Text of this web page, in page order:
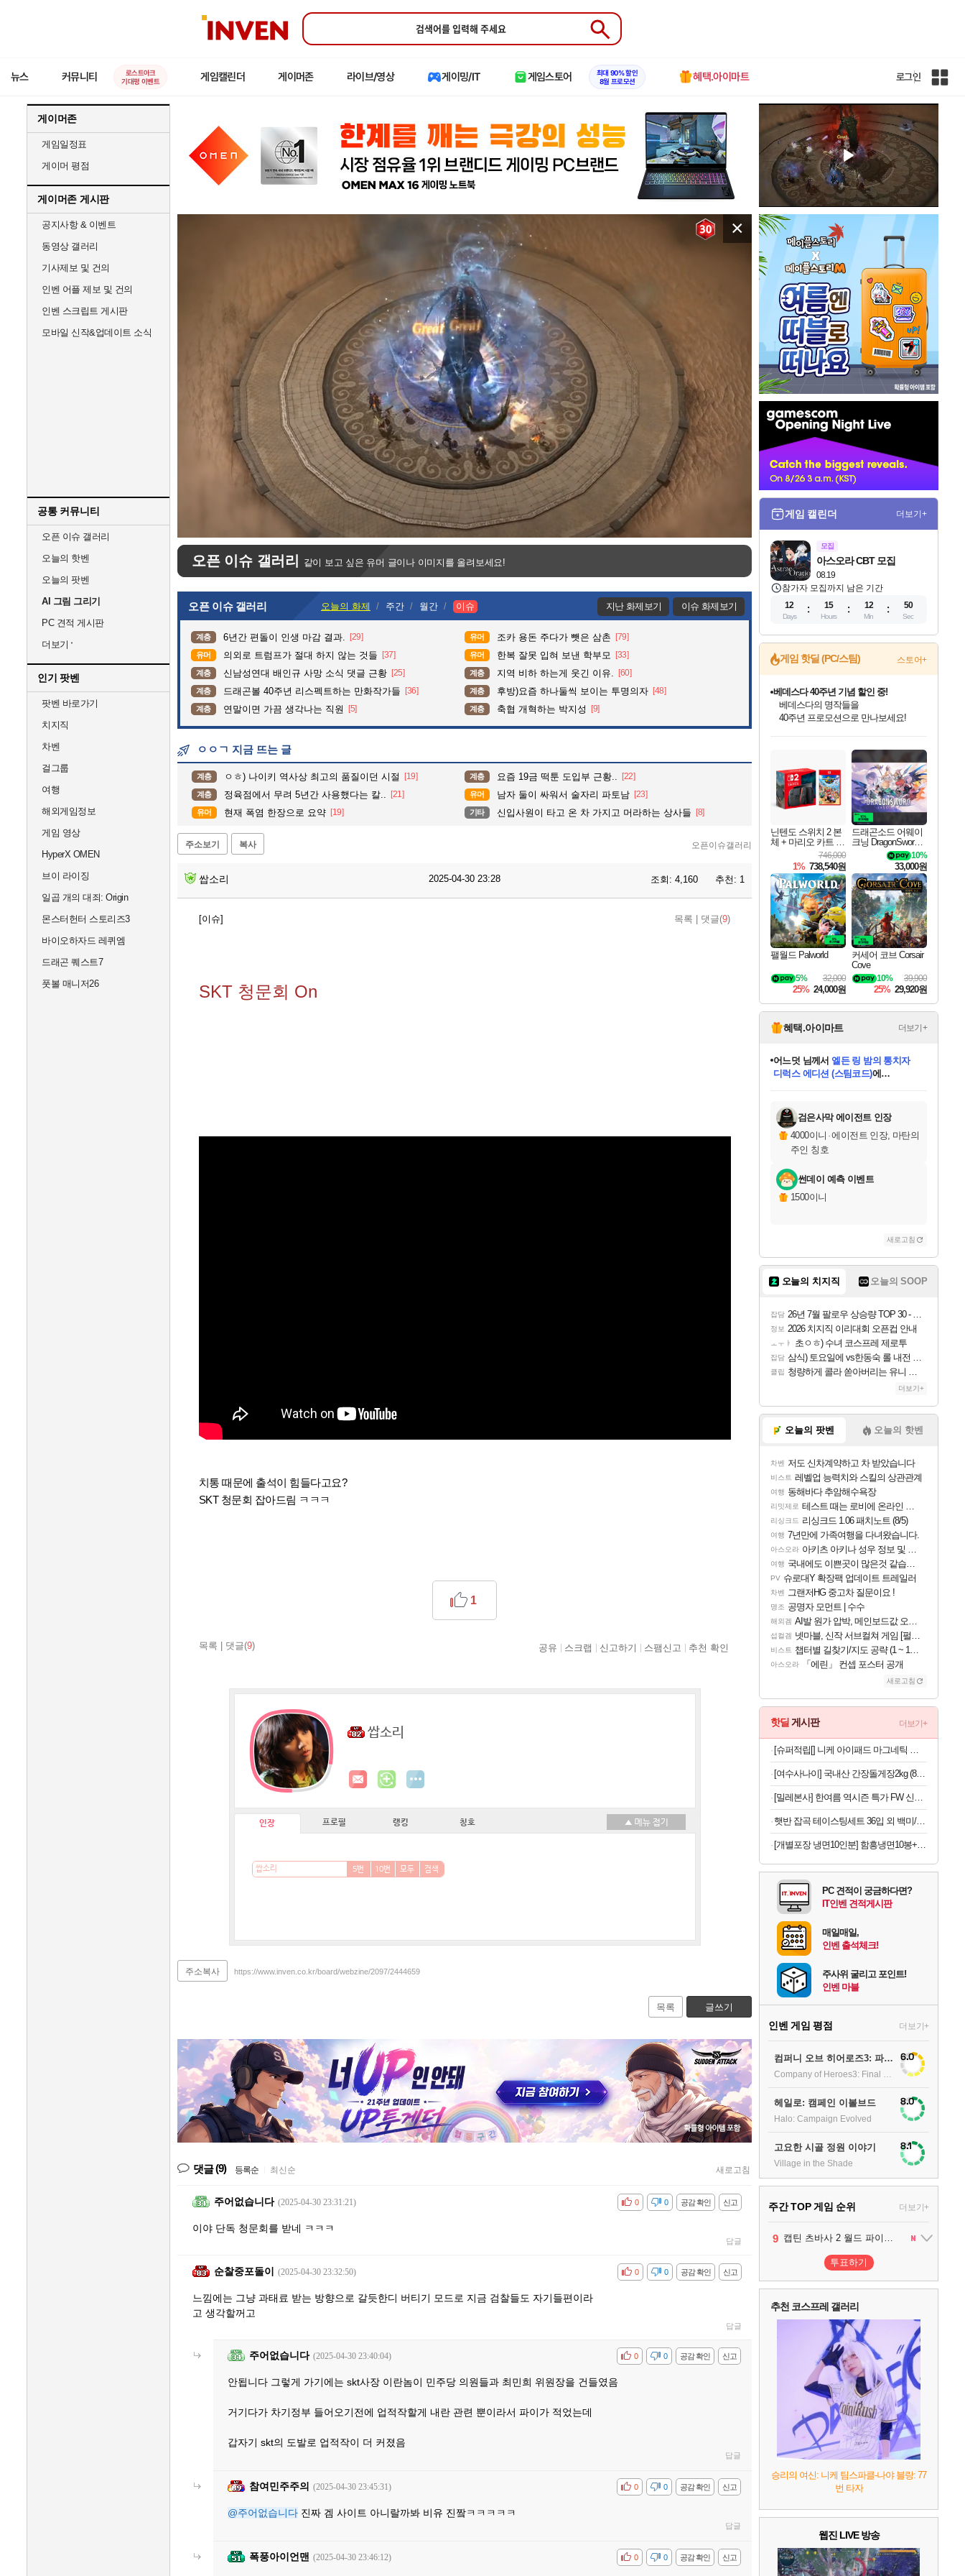
인
Submit
뉴스 커뮤니티
로스트아크
기대평 이벤트
게임캘린더 게이머존 라이브/영상 게이밍/IT 게임스토어
최대 90% 할인
8월 프로모션
혜택.아이마트 로그인
인
게이머존
게임일정표
게이머 평점
게이머존 게시판
공지사항 & 이벤트
동영상 갤러리
기사제보 및 건의
인벤 어플 제보 및 건의
인벤 스크립트 게시판
모바일 신작&업데이트 소식
공통 커뮤니티
오픈 이슈 갤러리
오늘의 핫벤
오늘의 팟벤
AI 그림 그리기
PC 견적 게시판
더보기
인기 팟벤
팟벤 바로가기
치지직
차벤
걸그룹
여행
해외게임정보
게임 영상
HyperX OMEN
브이 라이징
일곱 개의 대죄: Origin
몬스터헌터 스토리즈3
바이오하자드 레퀴엠
드래곤 퀘스트7
풋볼 매니저26
Loaded:
0%
0%
×
오픈 이슈 갤러리 같이 보고 싶은 유머 글이나 이미지를 올려보세요!
오픈 이슈 갤러리 오늘의 화제 주간 월간 이슈 지난 화제보기 이슈 화제보기
계층 6년간 편돌이 인생 마감 결과. [29] 유머 조카 용돈 주다가 뺏은 삼촌 [79]
유머 의외로 트럼프가 절대 하지 않는 것들 [37] 유머 한복 잘못 입혀 보낸 학부모 [33]
계층 신남성연대 배인규 사망 소식 댓글 근황 [25] 계층 지역 비하 하는게 웃긴 이유. [60]
계층 드래곤볼 40주년 리스펙트하는 만화작가들 [36] 계층 후방)요즘 하나둘씩 보이는 투명의자 [48]
계층 연말이면 가끔 생각나는 직원 [5] 계층 축협 개혁하는 박지성 [9]
ㅇㅇㄱ 지금 뜨는 글
계층 ㅇㅎ) 나이키 역사상 최고의 품질이던 시절 [19] 계층 요즘 19금 떡툰 도입부 근황.. [22]
계층 정육점에서 무려 5년간 사용했다는 칼.. [21] 유머 남자 둘이 싸워서 술자리 파토남 [23]
유머 현재 폭염 한장으로 요약 [19] 기타 신입사원이 타고 온 차 가지고 머라하는 상사들 [8]
주소보기 복사 오픈이슈갤러리
쌉소리 2025-04-30 23:28 조회: 4,160 추천: 1
[이슈] 목록 댓글(9)
SKT 청문회 On
치통 때문에 출석이 힘들다고요?
SKT 청문회 잡아드림 ㅋㅋㅋ
목록 | 댓글(9)
1
공유 스크랩 신고하기 스팸신고 추천 확인
쌉소리
인장 프로필 랭킹 칭호
5번 10번 모두 검색
주소복사 https://www.inven.co.kr/board/webzine/2097/2444659
목록 글쓰기
댓글(9) 등록순 최신순 새로고침
주어없습니다 (2025-04-30 23:31:21) 신고
공감 확인
비공감 0
0
이야 단독 청문회를 받네 ㅋㅋㅋ
답글
순찰중포돌이 (2025-04-30 23:32:50) 신고
공감 확인
비공감 0
0
느낌에는 그냥 과태료 받는 방향으로 갈듯한디 버티기 모드로 지금 검찰들도 자기들편이라
고 생각할꺼고
답글
주어없습니다 (2025-04-30 23:40:04) 신고
공감 확인
비공감 0
0
안됩니다 그렇게 가기에는 skt사장 이란놈이 민주당 의원들과 최민희 위원장을 건들였음
거기다가 차기정부 들어오기전에 업적작할게 내란 관련 뿐이라서 파이가 적었는데
갑자기 skt의 도발로 업적작이 더 커졌음
답글
참여민주주의 (2025-04-30 23:45:31) 신고
공감 확인
비공감 0
0
@주어없습니다 진짜 겜 사이트 아니랄까봐 비유 진짴ㅋㅋㅋㅋㅋ
답글
폭풍아이언맨 (2025-04-30 23:46:12) 신고
공감 확인
비공감 0
0
벤
게임 캘린더 더보기+
모집
08.19
아스오라 CBT 모집
참가자 모집까지 남은 기간
12
Days
15
Hours
12
Min
49
Sec
게임 핫딜 (PC/스팀) 스토어+
최대 90% 할인가를 만나보세요!
네이버혜택과 함께 만나보세요!
50%할인&추가 적립까지!
이니&베니 혜택까지!
네이버 혜택가와 함께 예약하세요!
할인&네이버혜택으로 만나보세요!
네이버페이 혜택과 만나보세요!
베데스다 40주년 기념 할인 중!
베데스다의 명작들을
40주년 프로모션으로 만나보세요!
네이버 포인트 혜택까지!
할인가에 만나보세요!
일부 에디션 상시 할인!
혜택으로 예약 판매 중
편안하게 충전하세요
닌텐도 스위치 2 본
체 + 마리오 카트 월
746,000
1% 738,540원
드래곤소드 어웨이
크닝 DragonSword A
10%
33,000원
팰월드 Palworld
32,000
5%
25% 24,000원
커세어 코브 Corsair
Cove
39,900
10%
25% 29,920원
혜택.아이마트 더보기+
당첨되셨습니다.
당첨되셨습니다.
어느덧 님께서엘든 링 밤의 통치자
디럭스 에디션 (스팀코드)에
당첨되셨습니다.
에디션 (스팀코드)를 교환.
당첨되셨습니다.
당첨되셨습니다.
당첨되셨습니다.
당첨되셨습니다.
검은사막 에이전트 인장
4000이니 ·에이전트 인장, 마탄의
주인 칭호
썬데이 예측 이벤트
1500이니
새로고침
오늘의 치지직 오늘의 SOOP
잡담 26년 7월 팔로우 상승량 TOP 30 - 월간 치지직
정보 2026 치지직 이리대회 오픈컵 안내
ㅗㅜㅑ 초ㅇㅎ) 수녀 코스프레 제로투
잡담 삼식) 토요일에 vs한동숙 롤 내전 예정
클립 청량하게 콜라 쏟아버리는 유니 ㅋㅋㅋ
더보기+
오늘의 팟벤 오늘의 핫벤
차벤 저도 신차계약하고 차 받았습니다
비스트 레벨업 능력치와 스킬의 상관관계
여행 동해바다 추암해수욕장
리밋제로 테스트 때는 로비에 온라인 기능이 있는데
리싱크드 리싱크드 1.06 패치노트 (8/5)
여행 7년만에 가족여행을 다녀왔습니다.
아스오라 아키츠 아키나 성우 정보 및 주요 필모
여행 국내에도 이쁜곳이 많은것 같습니다
PV 슈로대Y 확장팩 업데이트 트레일러
차벤 그랜저HG 중고차 질문이요 !
명조 공명자 모먼트 | 수수
해외겜 AI발 원가 압박, 메인보드값 오르나
섭컬겜 넷마블, 신작 서브컬쳐 게임 [펄 인 블루] 티저 사이트 오픈
비스트 챕터별 길찾기/지도 공략 (1 ~ 12장)
아스오라 「에린」 컨셉 포스터 공개
새로고침
핫딜 게시판 더보기+
[슈퍼적립[] 니케 아이패드 마그네틱 거치대 태블릿 자석 아이패드 프로 12.9 Magsnap Basic
[여수사나이] 국내산 간장돌게장2kg (8~9마리)
[밀레본사] 한여름 역시즌 특가 FW 신상 패딩/다운/겨울등산용품 모음
햇반 잡곡 테이스팅세트 36입 외 백미/잡곡 36개,24개 실속구성
[개별포장 냉면10인분] 함흥냉면10봉+냉면육수10봉 물냉면 외
PC 견적이 궁금하다면?
IT인벤 견적게시판
매일매일,
인벤 출석체크!
주사위 굴리고 포인트!
인벤 마블
인벤 게임 평점 더보기+
컴퍼니 오브 히어로즈3: 파이널 스탠드 6.0
헤일로: 캠페인 이볼브드
Halo: Campaign Evolved
8.0
고요한 시골 정원 이야기
Village in the Shade
8.1
주간 TOP 게임 순위 더보기+
1 팰월드
2 어쌔신 크리드: 블랙 플래그 리싱크드 1
3 프로야구스피리츠2026 2
4 드래곤소드 : 어웨이크닝 2
5 블라인드 삼국 1
6 그랑블루 판타지 리링크 - 엔드리스 라그나로크 1
7 리듬 천국 미라클 스타즈 2
8 헤일로: 캠페인 이볼브드 2
9 캡틴 츠바사 2 월드 파이터즈
10 레고 배트맨: 레거시 오브 더 다크 나이트
투표하기
추천 코스프레 갤러리
승리의 여신: 니케 팀스파클-나야 블랑: 77
번 타자
웹진 LIVE 방송